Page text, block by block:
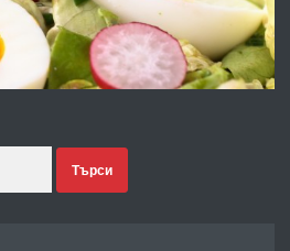
преди 2 дни
Магазин/Офис под наем в кв.
градина!
Търси